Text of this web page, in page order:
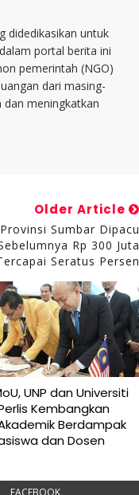
didedikasikan untuk
portal berita ini
pemerintah (NGO)
dari masing-
meningkatkan
Older Article
Sumbar Dipacu
Rp 300 Juta
Seratus Persen
UNP dan Universiti
Kembangkan
Berdampak
dan Dosen
FACEBOOK